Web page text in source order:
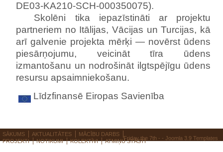
Friday the 7th - - Joomla 3.9 Templates
DE03-KA210-SCH-000350075).
Skolēni tika iepazīstināti ar projektu
partneriem no Itālijas, Vācijas un Turcijas, kā
arī galvenie projekta mērķi — novērst ūdens
piesārņojumu, veicināt tīra ūdens
izmantošanu un nodrošināt ilgtspējīgu ūdens
resursu apsaimniekošanu.
Līdzfinansē Eiropas Savienība
SĀKUMS AKTUALITĀTES
MĀCĪBU DARBS
PROJEKTI
NOTIKUMI KOLEKTĪVI ATMIŅU STĀSTI